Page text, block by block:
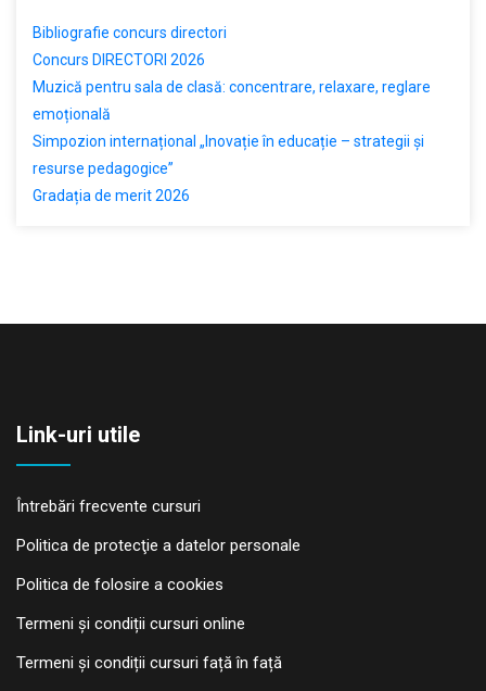
Bibliografie concurs directori
Concurs DIRECTORI 2026
Muzică pentru sala de clasă: concentrare, relaxare, reglare
emoțională
Simpozion internațional „Inovație în educație – strategii și
resurse pedagogice”
Gradația de merit 2026
Link-uri utile
Întrebări frecvente cursuri
Politica de protecţie a datelor personale
Politica de folosire a cookies
Termeni și condiții cursuri online
Termeni și condiții cursuri față în față